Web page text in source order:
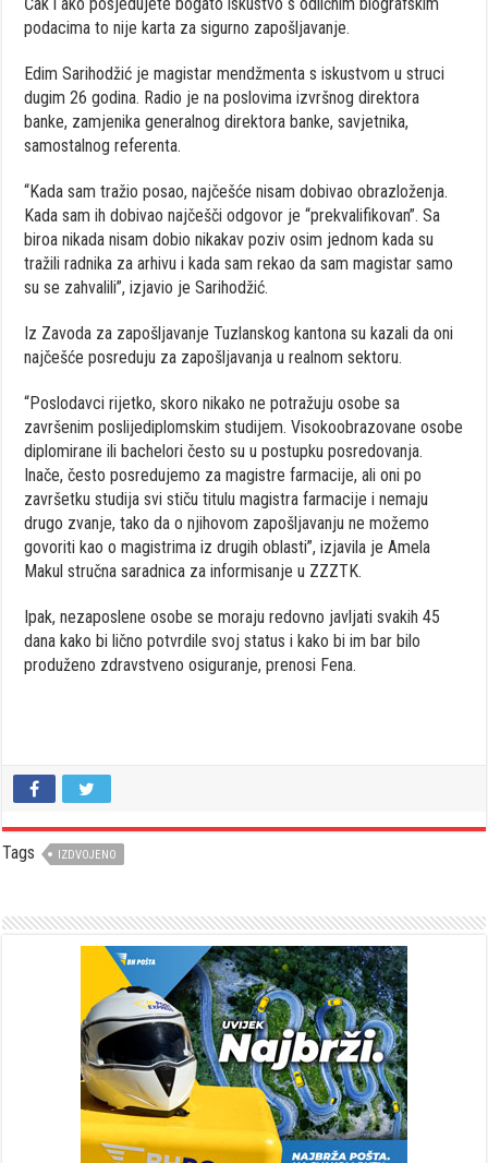
podacima to nije karta za sigurno zapošljavanje.
Edim Sarihodžić je magistar mendžmenta s iskustvom u struci
dugim 26 godina. Radio je na poslovima izvršnog direktora
banke, zamjenika generalnog direktora banke, savjetnika,
samostalnog referenta.
“Kada sam tražio posao, najčešće nisam dobivao obrazloženja.
Kada sam ih dobivao najčešči odgovor je “prekvalifikovan”. Sa
biroa nikada nisam dobio nikakav poziv osim jednom kada su
tražili radnika za arhivu i kada sam rekao da sam magistar samo
su se zahvalili”, izjavio je Sarihodžić.
Iz Zavoda za zapošljavanje Tuzlanskog kantona su kazali da oni
najčešće posreduju za zapošljavanja u realnom sektoru.
“Poslodavci rijetko, skoro nikako ne potražuju osobe sa
završenim poslijediplomskim studijem. Visokoobrazovane osobe
diplomirane ili bachelori često su u postupku posredovanja.
Inače, često posredujemo za magistre farmacije, ali oni po
završetku studija svi stiču titulu magistra farmacije i nemaju
drugo zvanje, tako da o njihovom zapošljavanju ne možemo
govoriti kao o magistrima iz drugih oblasti”, izjavila je Amela
Makul stručna saradnica za informisanje u ZZZTK.
Ipak, nezaposlene osobe se moraju redovno javljati svakih 45
dana kako bi lično potvrdile svoj status i kako bi im bar bilo
produženo zdravstveno osiguranje, prenosi Fena.
Tags IZDVOJENO